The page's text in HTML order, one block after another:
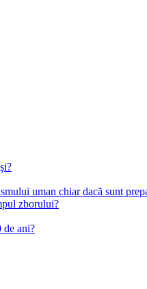
uman chiar dacă sunt
zborului?
de ani?